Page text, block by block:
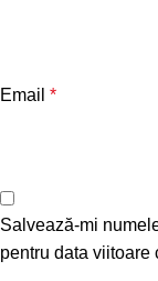
Email *
Salvează-mi
pentru data viitoare